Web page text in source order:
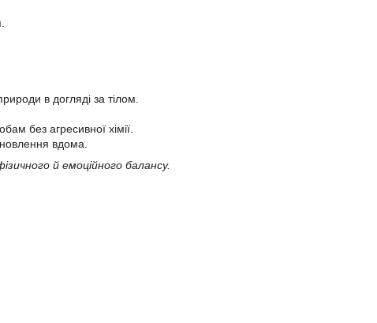
в догляді за тілом.
без агресивної хімії.
вдома.
й емоційного балансу.